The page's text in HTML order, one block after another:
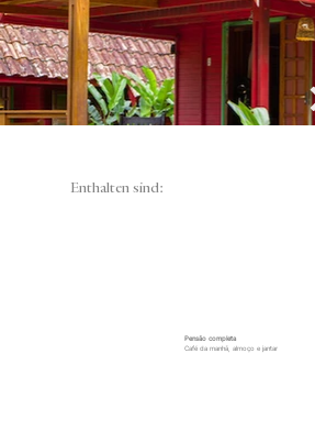
Enthalten sind:
Pensão completa
Café da manhã, almoço e jantar